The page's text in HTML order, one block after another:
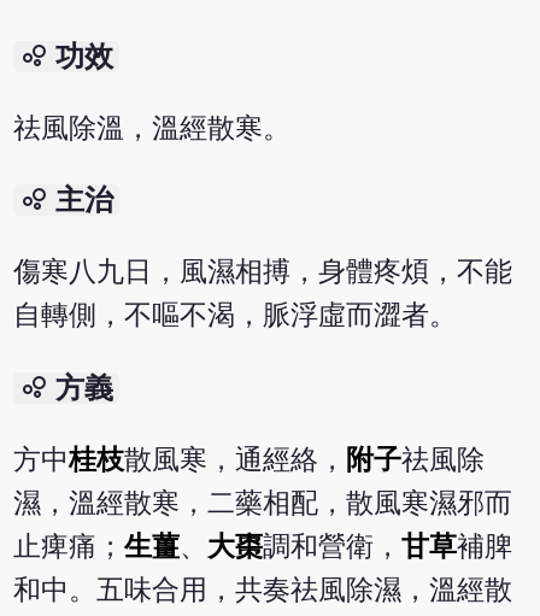
bubble_chart 功效
祛風除溫，溫經散寒。
bubble_chart 主治
傷寒八九日，風濕相搏，身體疼煩，不能
自轉側，不嘔不渴，脈浮虛而澀者。
bubble_chart 方義
方中桂枝散風寒，通經絡， 附子祛風除
濕，溫經散寒，二藥相配，散風寒濕邪而
止痺痛；生薑、 大棗調和營衛，甘草補脾
和中。五味合用，共奏祛風除濕，溫經散